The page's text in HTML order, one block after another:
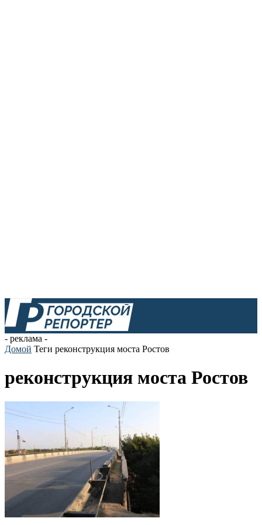
- реклама -
Домой Теги реконструкция моста Ростов
реконструкция моста Ростов